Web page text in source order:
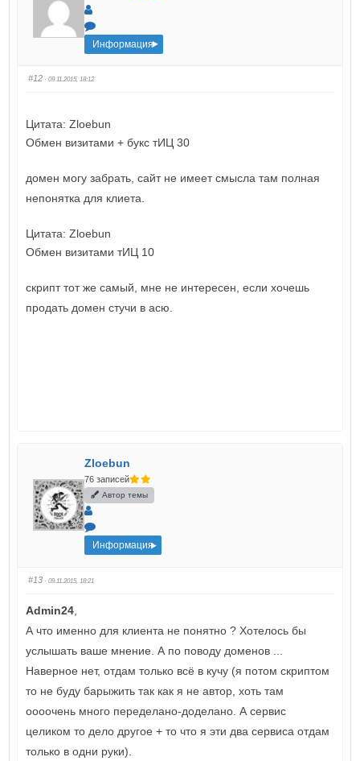
Информация
#12 · 09.11.2015, 18:12
Цитата: Zloebun
Обмен визитами + букс тИЦ 30
домен могу забрать, сайт не имеет смысла там полная
непонятка для клиета.
Цитата: Zloebun
Обмен визитами тИЦ 10
скрипт тот же самый, мне не интересен, если хочешь
продать домен стучи в асю.
Zloebun
76 записей
Автор темы
Информация
#13 · 09.11.2015, 18:21
Admin24
А что именно для клиента не понятно ? Хотелось бы
услышать ваше мнение. А по поводу доменов ...
Наверное нет, отдам только всё в кучу (я потом скриптом
то не буду барыжить так как я не автор, хоть там
оооочень много переделано-доделано. А сервис
целиком то дело другое + то что я эти два сервиса отдам
только в одни руки).